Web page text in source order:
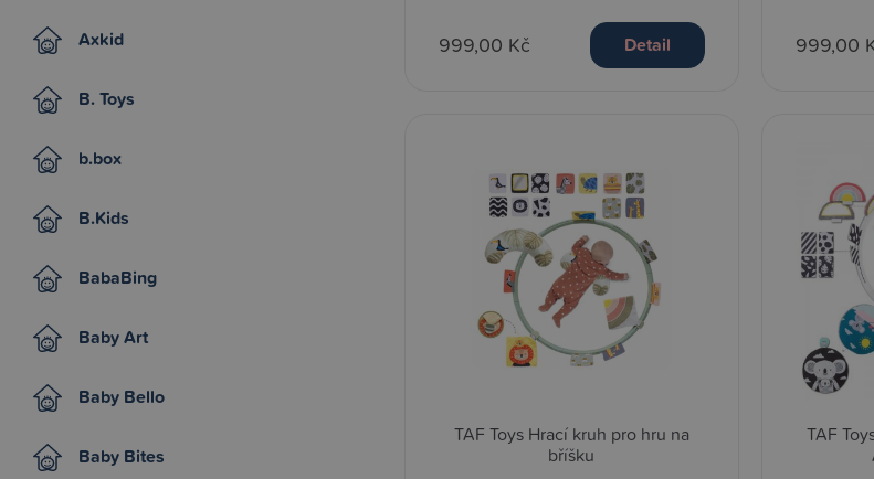
Axkid
B. Toys
b.box
B.Kids
BabaBing
Baby Art
Baby Bello
Baby Bites
999,00 Kč Detail 999,00
TAF Toys Hrací kruh pro hru na
bříšku
TAF